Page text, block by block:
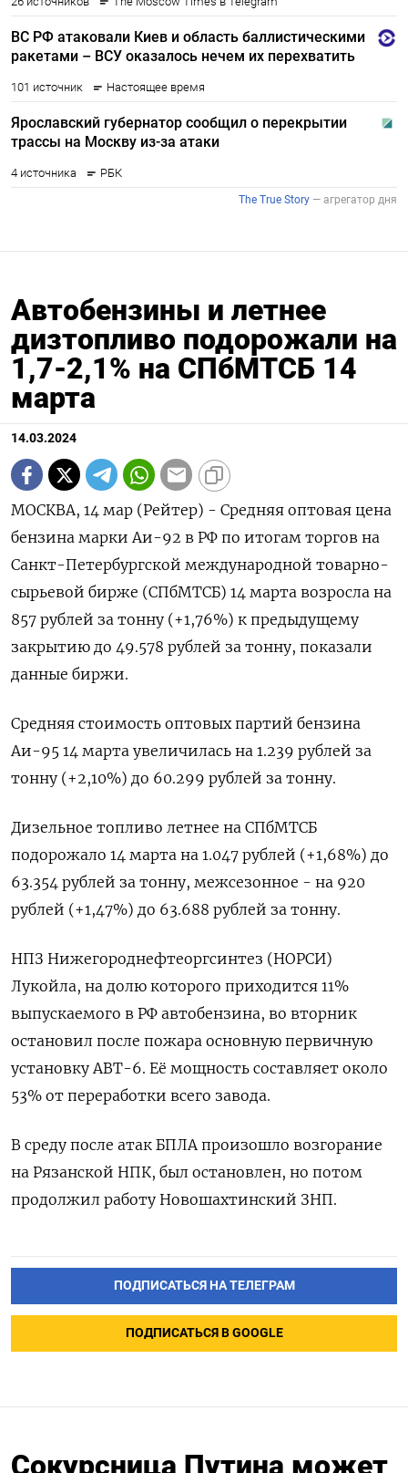
Автобензины и летнее
дизтопливо подорожали на
1,7-2,1% на СПбМТСБ 14
марта
14.03.2024
МОСКВА, 14 мар (Рейтер) - Средняя оптовая цена
бензина марки Аи-92 в РФ по итогам торгов на
Санкт-Петербургской международной товарно-
сырьевой бирже (СПбМТСБ) 14 марта возросла на
857 рублей за тонну (+1,76%) к предыдущему
закрытию до 49.578 рублей за тонну, показали
данные биржи.
Средняя стоимость оптовых партий бензина
Аи-95 14 марта увеличилась на 1.239 рублей за
тонну (+2,10%) до 60.299 рублей за тонну.
Дизельное топливо летнее на СПбМТСБ
подорожало 14 марта на 1.047 рублей (+1,68%) до
63.354 рублей за тонну, межсезонное - на 920
рублей (+1,47%) до 63.688 рублей за тонну.
НПЗ Нижегороднефтеоргсинтез (НОРСИ)
Лукойла, на долю которого приходится 11%
выпускаемого в РФ автобензина, во вторник
остановил после пожара основную первичную
установку АВТ-6. Её мощность составляет около
53% от переработки всего завода.
В среду после атак БПЛА произошло возгорание
на Рязанской НПК, был остановлен, но потом
продолжил работу Новошахтинский ЗНП.
ПОДПИСАТЬСЯ НА ТЕЛЕГРАМ
ПОДПИСАТЬСЯ В GOOGLE
Сокурсница Путина может